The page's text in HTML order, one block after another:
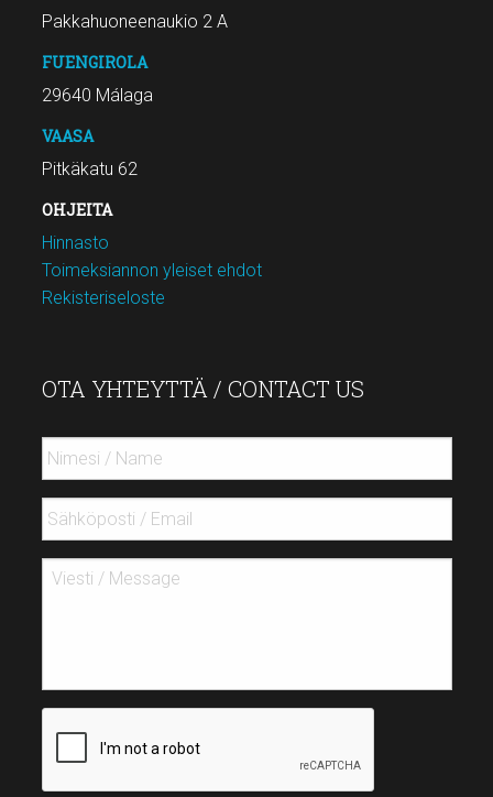
Pakkahuoneenaukio 2 A
FUENGIROLA
29640 Málaga
VAASA
Pitkäkatu 62
OHJEITA
Hinnasto
Toimeksiannon yleiset ehdot
Rekisteriseloste
OTA YHTEYTTÄ / CONTACT US